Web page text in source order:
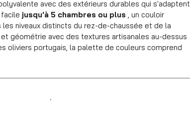
avec des extérieurs durables qui s'adaptent
jusqu'à 5 chambres ou plus , un couloir
niveaux distincts du rez-de-chaussée et de la
géométrie avec des textures artisanales au-dessus
oliviers portugais, la palette de couleurs comprend